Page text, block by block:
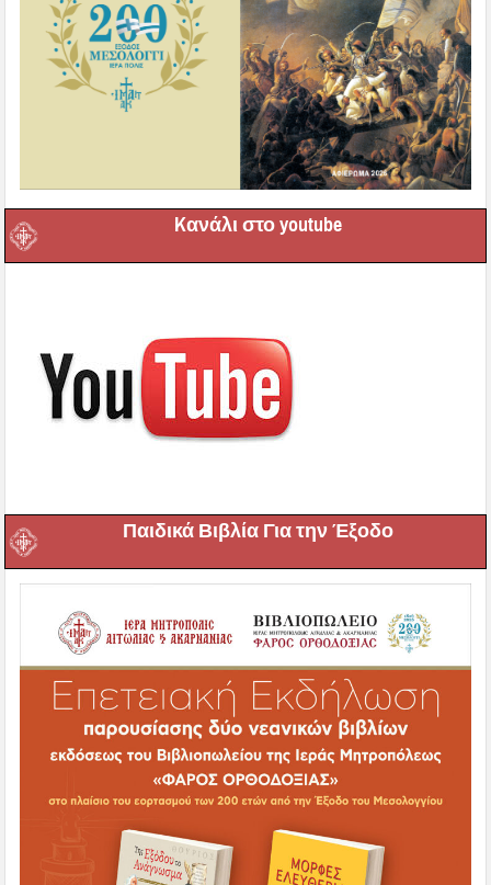
Kανάλι στο youtube
Παιδικά Βιβλία Για την Έξοδο